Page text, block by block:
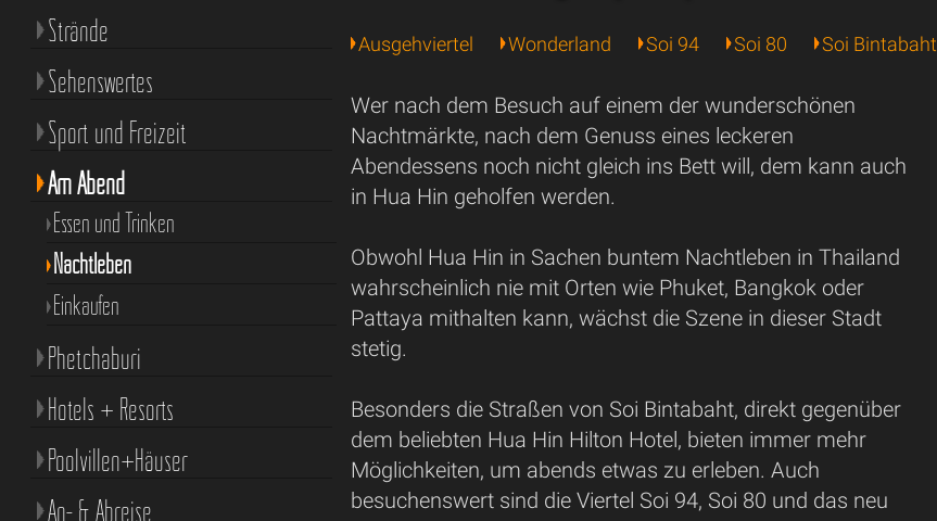
Ausgehviertel Wonderland Soi 94 Soi 80 Soi Bintabaht
Wer nach dem Besuch auf einem der wunderschönen
Nachtmärkte, nach dem Genuss eines leckeren
Abendessens noch nicht gleich ins Bett will, dem kann auch
in Hua Hin geholfen werden.
Obwohl Hua Hin in Sachen buntem Nachtleben in Thailand
wahrscheinlich nie mit Orten wie Phuket, Bangkok oder
Pattaya mithalten kann, wächst die Szene in dieser Stadt
stetig.
Besonders die Straßen von Soi Bintabaht, direkt gegenüber
dem beliebten Hua Hin Hilton Hotel, bieten immer mehr
Möglichkeiten, um abends etwas zu erleben. Auch
besuchenswert sind die Viertel Soi 94, Soi 80 und das neu
Strände
Sehenswertes
Sport und Freizeit
Am Abend
Essen und Trinken
Nachtleben
Einkaufen
Phetchaburi
Hotels + Resorts
Poolvillen+Häuser
An- & Abreise